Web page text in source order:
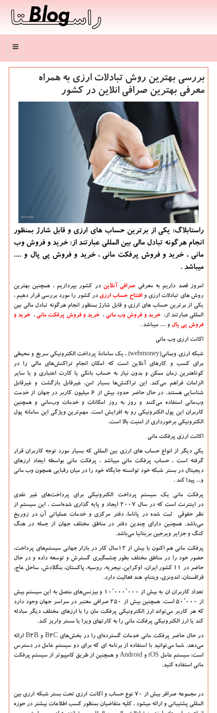
منو
بررسی بهترین روش تبادلات ارزی به همراه
معرفی بهترین صرافی انلاین در كشور
راستابلاگ: یكی از برترین حساب های ارزی و قابل شارژ بمنظور
انجام هرگونه تبادل مالی بین المللی عبارتند از: خرید و فروش وب
مانی ، خرید و فروش پرفكت مانی ، خرید و فروش پی پال و ....
میباشد .
امروز قصد داریم به معرفی صرافی آنلاین در کشور بپردازیم ، همچنین بهترین
روش های تبادلات ارزی وافتتاح حساب ارزی در کشور را مورد بررسی قرار دهیم ،
یکی از برترین حساب های ارزی و قابل شارژ بمنظور انجام هرگونه تبادل مالی بین
المللی عبارتند از: خرید و فروش وب مانی ، خرید و فروش پرفکت مانی ، خرید و
فروش پی پال و .... میباشد .
اکانت ارزی وب مانی
شبکه ارزی وبمانی(webmoney) ، یک سامانهٔ پرداخت الکترونیکی سریع و محیطی
برای کسب و کارهای آنلاین است که امکان انجام تراکنش‌های مالی را در
کوتاهترین زمان ممکن و بدون نیاز به حساب بانکی یا کارت اعتباری و یا سایر
الزامات فراهم می‌کند. این تراکنش‌ها بسیار امن، غیرقابل بازگشت و غیرقابل
شناسایی هستند. در حال حاضر حدود بیش از ۶ میلیون کاربر در جهان از خدمت
وب‌مانی استفاده می‌کنند و روز به روز امکانات و خدمات وب‌مانی و همچنین
کاربران این پول الکترونیکی رو به افزایش است. مهم‌ترین ویژگی این سامانه پول
الکترونیکی برخورداری از امنیت بالا است.
اکانت ارزی پرفکت مانی
یکی دیگر از انواع حساب های ارزی بین المللی که بسیار مورد توجه کاربران قرار
گرفته است ، حساب پرفکت مانی میباشد ، پرفکت مانی بواسطه ایجاد ارزهای
دیجیتال در بستر شبکه خود توانسته جایگاه خود را در میان رقبایی همچون وب مانی
و... پیدا کند .
پرفکت مانی یک سیستم پرداخت الکترونیکی برای پرداخت‌های غیر نقدی
در اینترنت است که در سال ۲۰۰۷ ایجاد و پایه گذاری شده‌است ، این سیستم از
نظر حقوقی ثبت شده در پاناما، دفتر مرکزی و خدمات عملیاتی آن در زوریخ
می‌باشد. همچنین دارای چندین دفتر در مناطق مختلف جهان از جمله در هنگ
کنگ و جزایر ویرجین بریتانیا می‌باشد.
پزفکت مانی هم اکنون با بیش از ۱۲سال کار در بازار جهانی سیستم‌های پرداخت،
حضور خود را در مناطق مختلف بطور چشمگیری گسترش و توسعه داده و در حال
حاضر در ۱۱ کشور ایران، اوکراین، نیجریه، روسیه، پاکستان، بنگلادش، ساحل عاج،
قزاقستان، اندونزی، ویتنام، هند فعالیت دارد.
تعداد کاربران ان به بیش از ۱۰٬۰۰۰٬۰۰۰ و بیزنس‌های متصل به این سیستم بیش
از ۵۰٬۰۰۰ است. همچنین بیش از ۲۵۰ صرافی معتبر در سراسر جهان وجود دارد
که هر کاربر می‌تواند ارز الکترونیکی پرفکت مان را با ارزهای مختلف دیگر مبادله
کند یا ارز الکترونیکی پرفکت مانی را به کارتهای ویزا یا مستر واریز کند.
در حال حاضر پرفکت مانی خدمات گسترده‌ای را در بخش‌های B2Cو B2B ارائه
می‌دهد. شما می‌توانید با استفاده از برنامه ای که برای دو سیستم عامل در دسترس
است: سیستم عامل iOSو Androidو همچنین از طریق کامپیوتر از سیستم پرفکت
مانی استفاده کنید.
در مجموعه صرافر بیش از 70 نوع حساب و اکانت ارزی تحت بستر شبکه ارزی بین
المللی پشتیبانی و ارائه میشود ، کلیه متقاضیان بمنظور کسب اطلاعات بیشتر در حوزه